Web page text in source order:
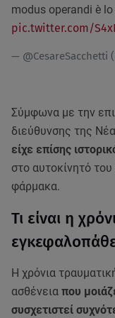
modus operandi è
pic.twitter.com/
— @CesareSacchetti
Σύμφωνα με την
διεύθυνσης της
είχε επίσης
στο αυτοκίνητό
φάρμακα.
Τι είναι η
Η χρόνια
ασθένεια που
συσχετιστεί